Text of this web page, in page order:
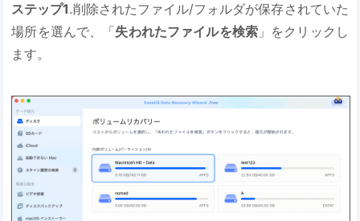
ステップ1.削除されたファイル/フォルダが保存されていた
場所を選んで、「失われたファイルを検索」をクリックし
ます。